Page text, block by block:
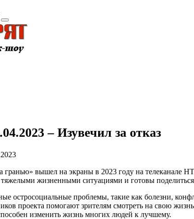
– Изувечил за отказ
гранью» вышел на экраны в 2023 году на телеканале
тяжелыми жизненными ситуациями и готовы
остросоциальные проблемы, такие как болезни,
проекта помогают зрителям смотреть на свою
изменить жизнь многих людей к лучшему.